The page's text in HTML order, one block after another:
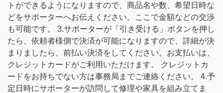
トができるようになりますので、商品名や数、希望日時な
どをサポーターへお伝えください。ここで金額などの交渉
も可能です。 3.サポーターが「引き受ける」ボタンを押し
たら、依頼者様側で決済が可能になりますので、詳細が決
まりましたら、前払い決済をしてください。お支払いは、
クレジットカードがご利用いただけます。 クレジットカ
ードをお持ちでない方は事務局までご連絡ください。 4.予
定日時にサポーターが訪問して修理や家具を組み立てま